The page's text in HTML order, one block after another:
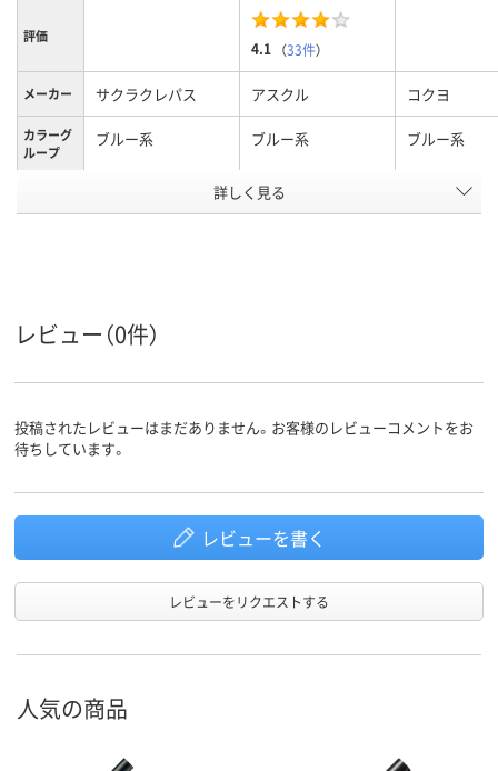
評価
4.1 （33件）
メーカー サクラクレパス アスクル コクヨ
カラーグ
ループ
ブルー系 ブルー系 ブルー系
中字丸芯、中字
特徴
マグネット＆イレー
ザー付き
アスクル
スコア
詳しく見る
レビュー（0件）
投稿されたレビューはまだありません。お客様のレビューコメントをお
待ちしています。
レビューを書く
レビューをリクエストする
人気の商品